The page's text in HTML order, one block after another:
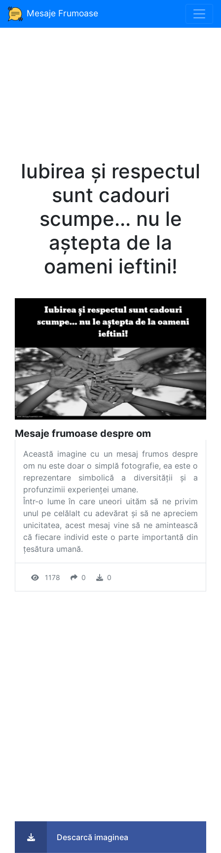
Mesaje Frumoase
Iubirea și respectul
sunt cadouri
scumpe... nu le
aștepta de la
oameni ieftini!
Mesaje frumoase despre om
Această imagine cu un mesaj frumos despre
om nu este doar o simplă fotografie, ea este o
reprezentare simbolică a diversității și a
profunzimii experienței umane.
Într-o lume în care uneori uităm să ne privim
unul pe celălalt cu adevărat și să ne apreciem
unicitatea, acest mesaj vine să ne amintească
că fiecare individ este o parte importantă din
țesătura umană.
1178 0 0
Descarcă imaginea